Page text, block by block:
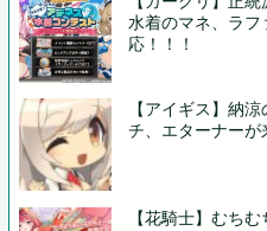
水着のマネ、ラフ
応！！！
【アイギス】納
チ、エターナーが
【花騎士】むち